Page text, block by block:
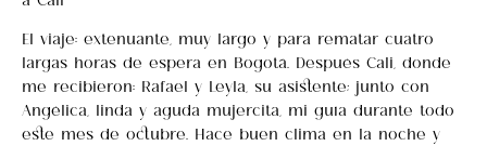
El viaje: extenuante, muy largo y para rematar cuatro
largas horas de espera en Bogotá. Después Cali, donde
me recibieron: Rafael y Leyla, su asistente; junto con
Angélica, linda y aguda mujercita, mi guía durante todo
este mes de octubre. Hace buen clima en la noche y